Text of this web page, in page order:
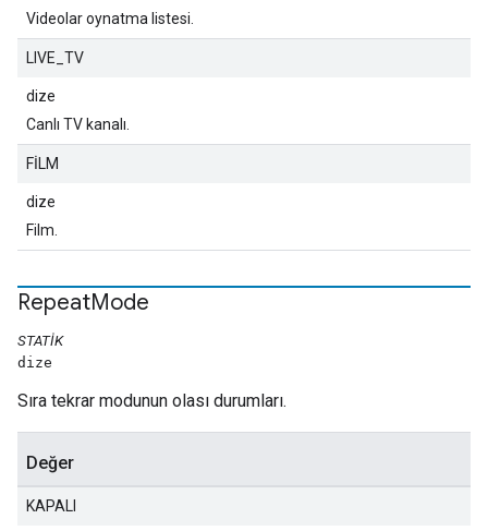
Videolar oynatma listesi.
LIVE_TV
dize
Canlı TV kanalı.
FİLM
dize
Film.
RepeatMode
STATIK
dize
Sıra tekrar modunun olası durumları.
Değer
KAPALI